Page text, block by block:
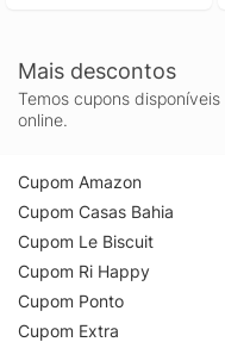
Mais descontos
Temos cupons
online.
Cupom Amazon
Cupom Casas Bahia
Cupom Le Biscuit
Cupom Ri Happy
Cupom Ponto
Cupom Extra